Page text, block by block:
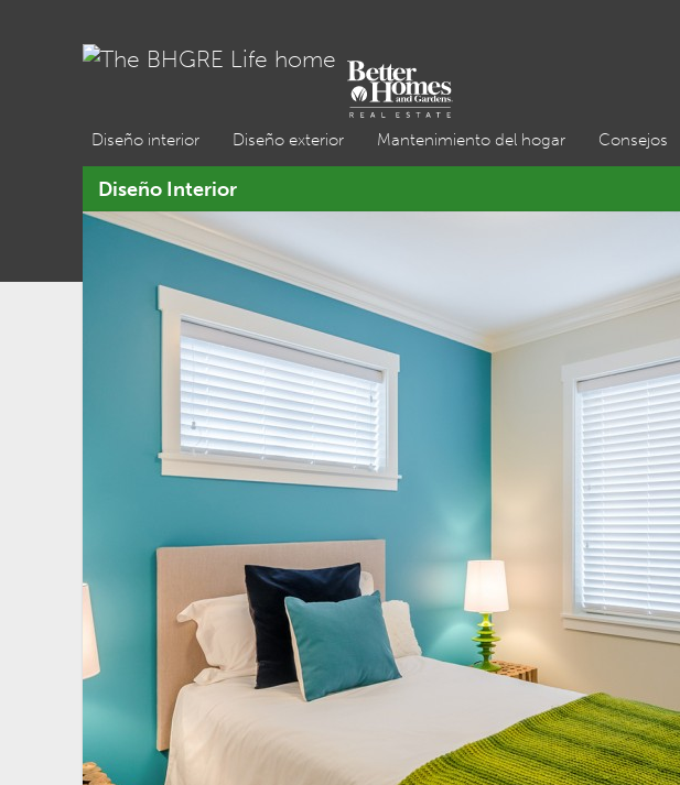
Diseño interior Diseño exterior Mantenimiento del hogar Consejos
Diseño Interior